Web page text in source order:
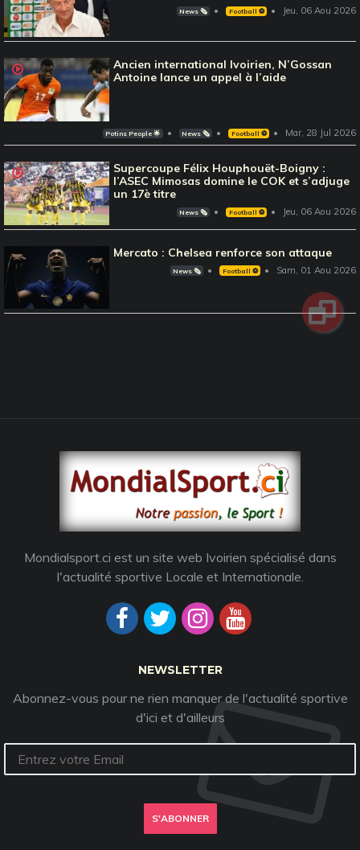
News 🗞️ Football ⚽️ Jeu, 06 Aou 2026
Ancien international Ivoirien, N’Gossan
Antoine lance un appel à l’aide
Potins People 🌟 News 🗞️ Football ⚽️ Mar, 28 Jul 2026
Supercoupe Félix Houphouët-Boigny :
l’ASEC Mimosas domine le COK et s’adjuge
un 17è titre
News 🗞️ Football ⚽️ Jeu, 06 Aou 2026
Mercato : Chelsea renforce son attaque
News 🗞️ Football ⚽️ Sam, 01 Aou 2026
Mondialsport.ci est un site web Ivoirien spécialisé dans
l'actualité sportive Locale et Internationale.
NEWSLETTER
Abonnez-vous pour ne rien manquer de l'actualité sportive
d'ici et d'ailleurs
S'ABONNER